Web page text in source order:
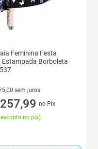
Feminina Festa
Estampada Borboleta
sem juros
75,00 sem jurosno Pix
no pix)